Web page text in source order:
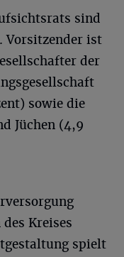
sind
Vorsitzender ist
der
sowie die
Jüchen (4,9
Kreises
spielt